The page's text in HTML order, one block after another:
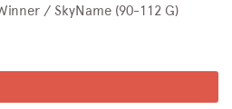
/ SkyName (90-112 G)